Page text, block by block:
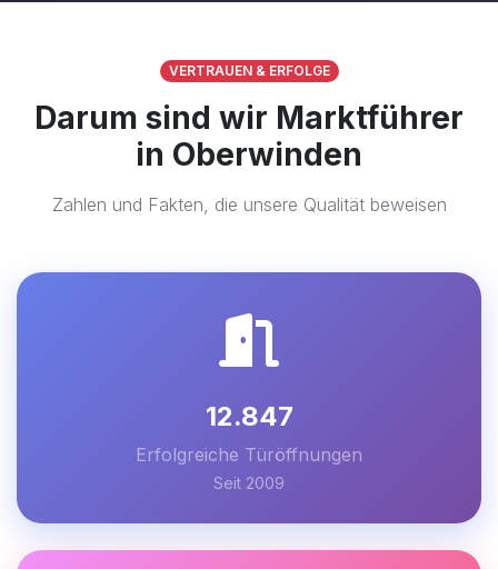
VERTRAUEN & ERFOLGE
Darum sind wir Marktführer
in Oberwinden
Zahlen und Fakten, die unsere Qualität beweisen
12.847
Erfolgreiche Türöffnungen
Seit 2009